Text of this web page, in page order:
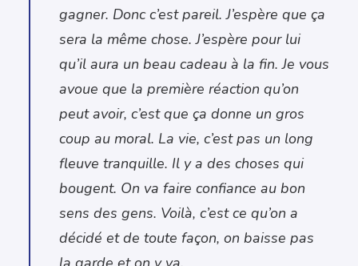
gagner. Donc c’est pareil. J’espère que ça
sera la même chose. J’espère pour lui
qu’il aura un beau cadeau à la fin. Je vous
avoue que la première réaction qu’on
peut avoir, c’est que ça donne un gros
coup au moral. La vie, c’est pas un long
fleuve tranquille. Il y a des choses qui
bougent. On va faire confiance au bon
sens des gens. Voilà, c’est ce qu’on a
décidé et de toute façon, on baisse pas